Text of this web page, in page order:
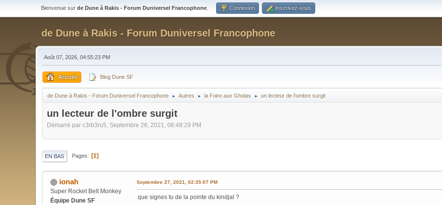
Bienvenue sur de Dune à Rakis - Forum Duniversel Francophone Connexion Inscrivez-vous
de Dune à Rakis - Forum Duniversel Francophone
Août 07, 2026, 04:55:23 PM
Accueil Blog Dune SF
de Dune à Rakis - Forum Duniversel Francophone ► Autres ► la Foire aux Gholas ► un lecteur de l'ombre surgit
un lecteur de l'ombre surgit
Démarré par c3rb3ru5, Septembre 26, 2021, 06:48:29 PM
EN BAS Pages 1
ionah
Super Rocket Belt Monkey
Équipe Dune SF
Septembre 27, 2021, 02:35:07 PM
que signes tu de la pointe du kindjal ?